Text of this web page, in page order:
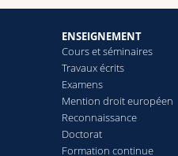
ENSEIGNEMENT
Cours et séminaires
Travaux écrits
Examens
Mention droit européen
Reconnaissance
Doctorat
Formation continue